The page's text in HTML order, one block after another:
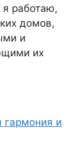
работаю,
домов,
и
их
и